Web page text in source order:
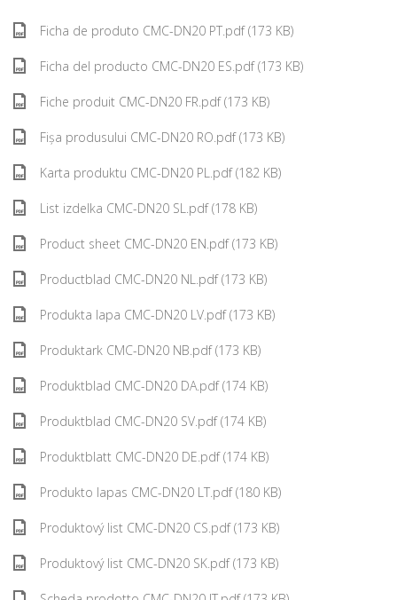
Ficha de produto CMC-DN20 PT.pdf (173 KB)
Ficha del producto CMC-DN20 ES.pdf (173 KB)
Fiche produit CMC-DN20 FR.pdf (173 KB)
Fișa produsului CMC-DN20 RO.pdf (173 KB)
Karta produktu CMC-DN20 PL.pdf (182 KB)
List izdelka CMC-DN20 SL.pdf (178 KB)
Product sheet CMC-DN20 EN.pdf (173 KB)
Productblad CMC-DN20 NL.pdf (173 KB)
Produkta lapa CMC-DN20 LV.pdf (173 KB)
Produktark CMC-DN20 NB.pdf (173 KB)
Produktblad CMC-DN20 DA.pdf (174 KB)
Produktblad CMC-DN20 SV.pdf (174 KB)
Produktblatt CMC-DN20 DE.pdf (174 KB)
Produkto lapas CMC-DN20 LT.pdf (180 KB)
Produktový list CMC-DN20 CS.pdf (173 KB)
Produktový list CMC-DN20 SK.pdf (173 KB)